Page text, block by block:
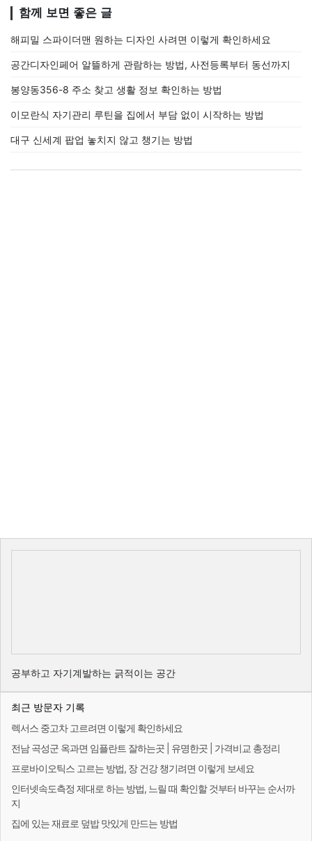
함께 보면 좋은 글
해피밀 스파이더맨 원하는 디자인 사려면 이렇게 확인하세요
공간디자인페어 알뜰하게 관람하는 방법, 사전등록부터 동선까지
봉양동356-8 주소 찾고 생활 정보 확인하는 방법
이모란식 자기관리 루틴을 집에서 부담 없이 시작하는 방법
대구 신세계 팝업 놓치지 않고 챙기는 방법
공부하고 자기계발하는 긁적이는 공간
최근 방문자 기록
렉서스 중고차 고르려면 이렇게 확인하세요
전남 곡성군 옥과면 임플란트 잘하는곳 | 유명한곳 | 가격비교 총정리
프로바이오틱스 고르는 방법, 장 건강 챙기려면 이렇게 보세요
인터넷속도측정 제대로 하는 방법, 느릴 때 확인할 것부터 바꾸는 순서까
지
집에 있는 재료로 덮밥 맛있게 만드는 방법